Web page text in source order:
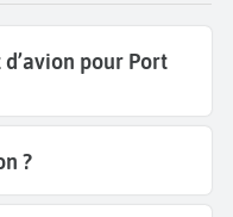
pour Port
?